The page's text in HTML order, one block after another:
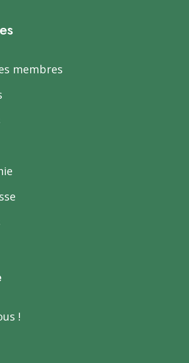
membres
!